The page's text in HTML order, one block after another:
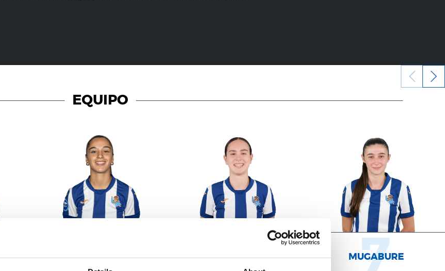
EQUIPO
CHACÓN
10 MURILLO
9 MUGABURE
7